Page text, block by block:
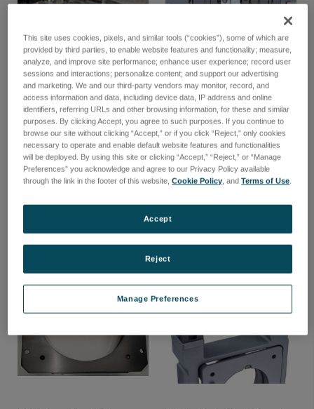
12" DWL Transmission
Flat, Dynaflect
品番: 6600-0610-01
ログインして価格を確認する
3-position motorized
discrete zoom turret
品番: 6550-0146-02
ログインして価格を確認する
This site uses cookies, pixels, and similar tools (“cookies”), some of which are
provided by third parties, to enable website features and functionality; measure,
analyze, and improve site performance; enhance user experience; record user
sessions and interactions; personalize content; and support our advertising
and marketing. We and our third-party vendors may monitor, record, and
access information and data, including device data, IP address and online
identifiers, referring URLs and other browsing information, for these and similar
purposes. By clicking Accept, you agree to such purposes. If you continue to
browse our site without clicking “Accept,” or if you click “Reject,” only cookies
necessary to operate and enable default website features and functionalities
will be deployed. By using this site or clicking “Accept,” “Reject,” or “Manage
Preferences” you acknowledge and agree to our Privacy Policy available
through the link in the footer of this website,Cookie Policy, andTerms of Use.
Manage Preferences
Reject
Accept